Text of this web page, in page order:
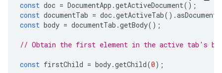
const doc = DocumentApp .getActiveDocument();
const documentTab = doc.getActiveTab().
const body = documentTab .getBody();
// Obtain the first element in the active tab's
const firstChild = body.getChild(0);